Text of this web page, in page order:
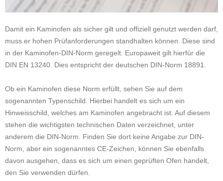
Damit ein Kaminofen als sicher gilt und offiziell genutzt werden darf,
muss er hohen Prüfanforderungen standhalten können. Diese sind
in der Kaminofen-DIN-Norm geregelt. Europaweit gilt hierfür die
DIN EN 13240. Dies entspricht der deutschen DIN-Norm 18891.
Ob ein Kaminofen diese Norm erfüllt, sehen Sie auf dem
sogenannten Typenschild. Hierbei handelt es sich um ein
Hinweisschild, welches am Kaminofen angebracht ist. Auf diesem
stehen die wichtigsten technischen Daten verzeichnet, unter
anderem die DIN-Norm. Finden Sie dort keine Angabe zur DIN-
Norm, aber ein sogenanntes CE-Zeichen, können Sie ebenfalls
davon ausgehen, dass es sich um einen geprüften Ofen handelt,
den Sie verwenden dürfen.